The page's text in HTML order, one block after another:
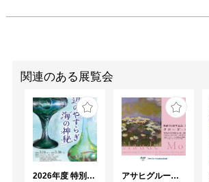
関連のある展覧会
2026年度 特別展「ガレとドーム、アール･ヌーヴォーのガラス 水辺のやすらぎ、海の神秘」 アサヒグループ大山崎山荘美術館 開館30周年記念展「没後100年 クロード・モネ」